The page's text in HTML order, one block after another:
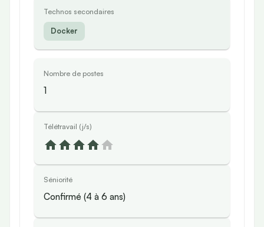
Technos secondaires
Docker
Nombre de postes
1
Télétravail (j/s)
Séniorité
Confirmé (4 à 6 ans)